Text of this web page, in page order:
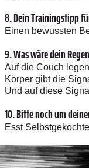
8. Dein Trainingstipp
Einen bewussten
9. Was wäre dein
Auf die Couch
Körper gibt die
Und auf diese
10. Bitte noch um
Esst